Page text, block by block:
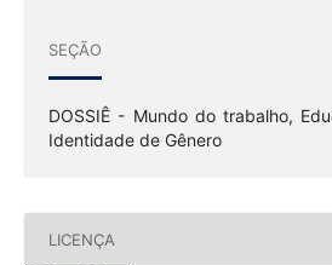
SEÇÃO
DOSSIÊ - Mundo do trabalho,
Identidade de Gênero
LICENÇA